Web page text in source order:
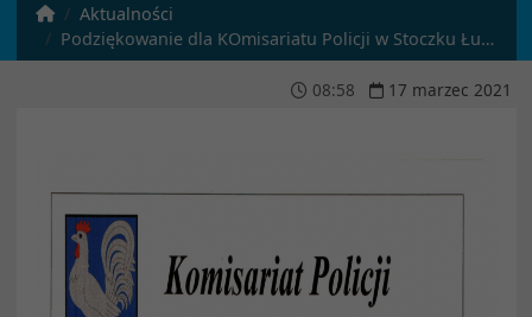
Aktualności
Podziękowanie dla KOmisariatu Policji w Stoczku Łukowskim
08:58 17 marzec 2021